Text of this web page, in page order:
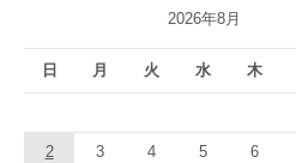
シ
ョ
ン
2026年8月
日 月 火 水 木
2 3 4 5 6